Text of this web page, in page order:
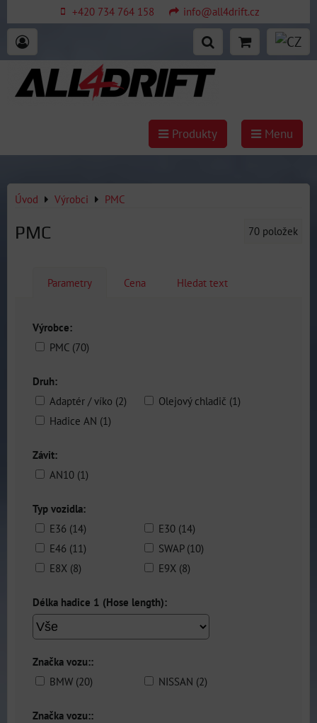
+420 734 764 158 info@all4drift.cz
Produkty Menu
Úvod Výrobci PMC
PMC 70 položek
Parametry Cena Hledat text
Výrobce:
PMC (70)
Druh:
Adaptér / víko (2)
Olejový chladič (1)
Hadice AN (1)
Závit:
AN10 (1)
Typ vozidla:
E36 (14)
E30 (14)
E46 (11)
SWAP (10)
E8X (8)
E9X (8)
Délka hadice 1 (Hose length):
Značka vozu::
BMW (20)
NISSAN (2)
Značka vozu::